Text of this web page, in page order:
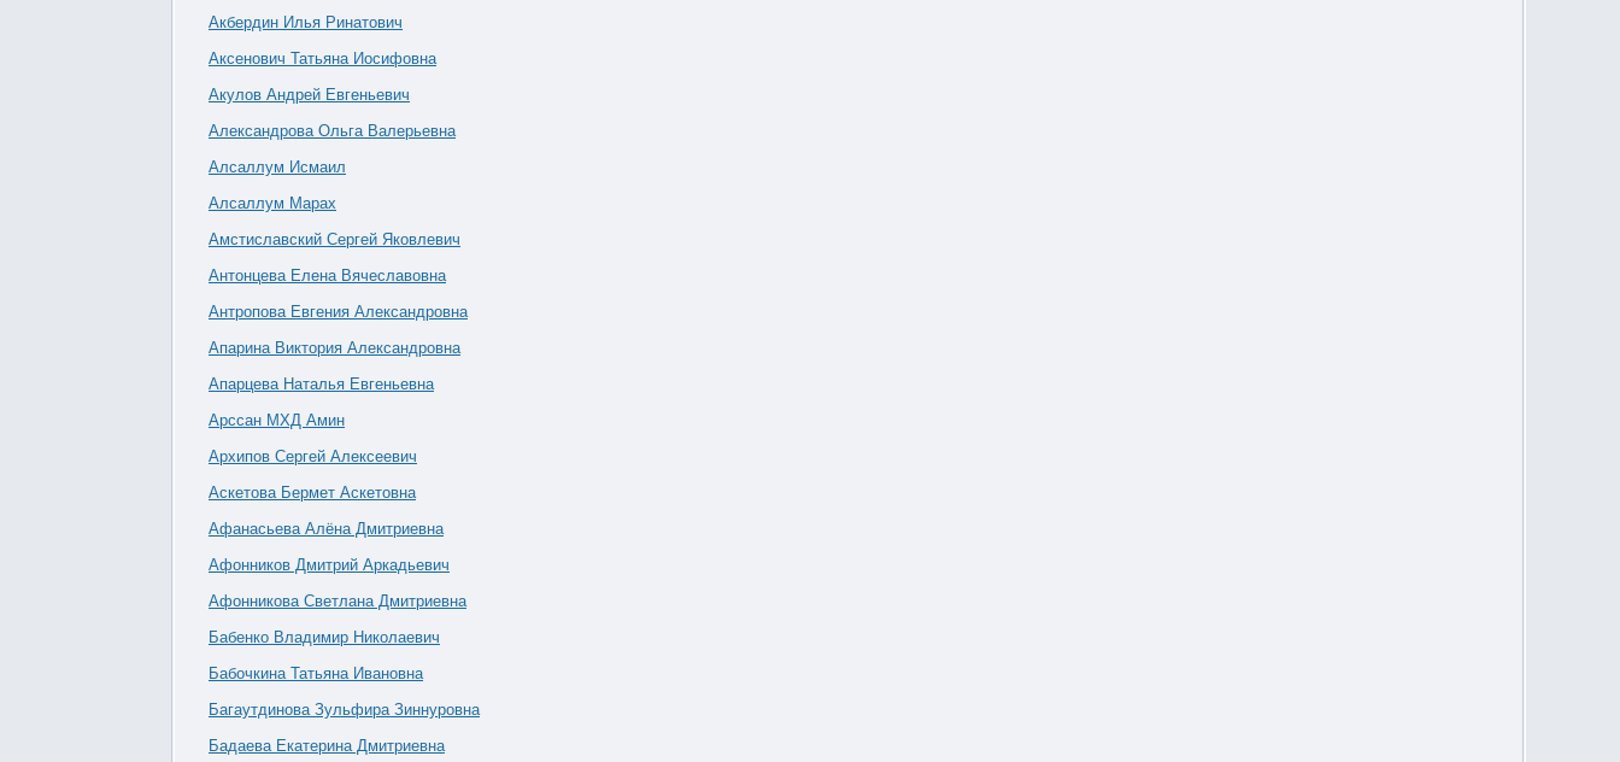
Акбердин Илья Ринатович
Аксенович Татьяна Иосифовна
Акулов Андрей Евгеньевич
Александрова Ольга Валерьевна
Алсаллум Исмаил
Алсаллум Марах
Амстиславский Сергей Яковлевич
Антонцева Елена Вячеславовна
Антропова Евгения Александровна
Апарина Виктория Александровна
Апарцева Наталья Евгеньевна
Арссан МХД Амин
Архипов Сергей Алексеевич
Аскетова Бермет Аскетовна
Афанасьева Алёна Дмитриевна
Афонников Дмитрий Аркадьевич
Афонникова Светлана Дмитриевна
Бабенко Владимир Николаевич
Бабочкина Татьяна Ивановна
Багаутдинова Зульфира Зиннуровна
Бадаева Екатерина Дмитриевна